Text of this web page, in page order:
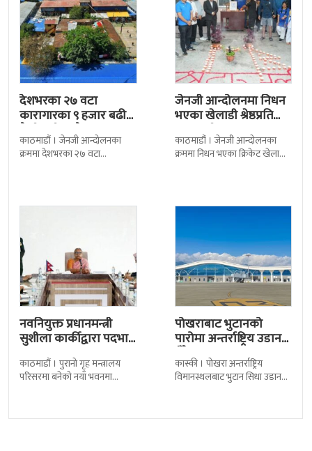
देशभरका २७ वटा
कारागारका ९ हजार बढी
कैदीबन्दी अझै फरार
काठमाडौं । जेनजी आन्दोलनका
क्रममा देशभरका २७ वटा
जेनजी आन्दोलनमा निधन
भएका खेलाडी श्रेष्ठप्रति
श्रद्धाञ्जली
काठमाडौं । जेनजी आन्दोलनका
क्रममा निधन भएका क्रिकेट खेलाडी
नवनियुक्त प्रधानमन्त्री
सुशीला कार्कीद्वारा पदभार
काठमाडौं । पुरानो गृह मन्त्रालय
परिसरमा बनेको नयाँ भवनमा
नवनियुक्त
पोखराबाट भुटानको
पारोमा अन्तर्राष्ट्रिय उडान
हुँदै
कास्की । पोखरा अन्तर्राष्ट्रिय
विमानस्थलबाट भुटान सिधा उडान
लागेको हो